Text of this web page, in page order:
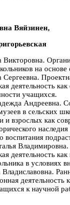
Вяйзинен,
на
Сергеевна.
деятельность
учащихся.
Андреевна.
в сельских
и взрослых как
воспитания
Владимировна.
деятельность
в условиях
деятельность
к научной